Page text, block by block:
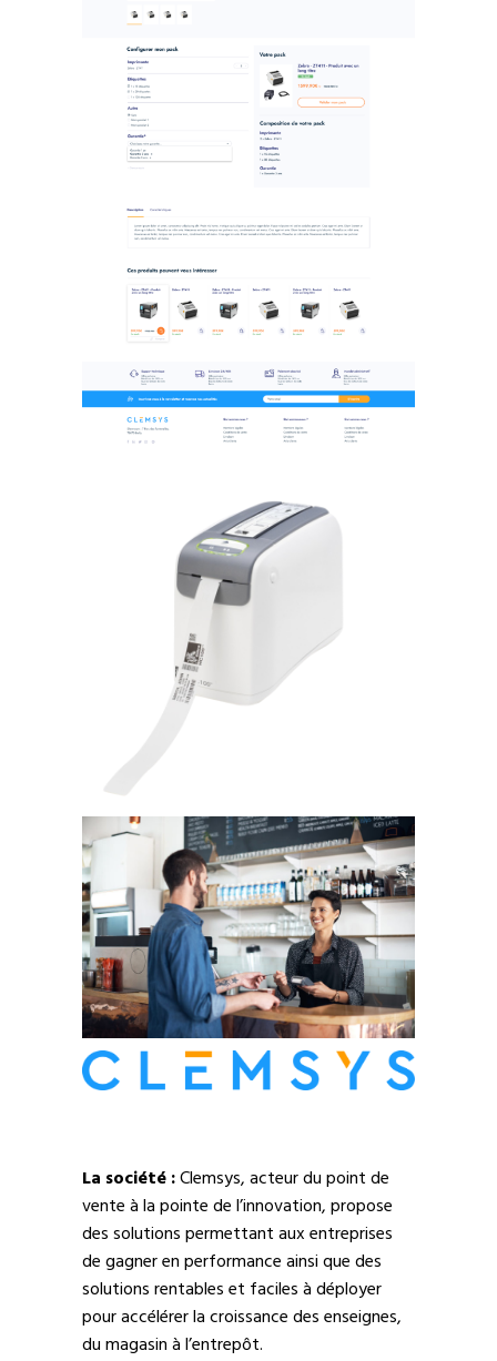
La société :Clemsys, acteur du point de
vente à la pointe de l’innovation, propose
des solutions permettant aux entreprises
de gagner en performance ainsi que des
solutions rentables et faciles à déployer
pour accélérer la croissance des enseignes,
du magasin à l’entrepôt.